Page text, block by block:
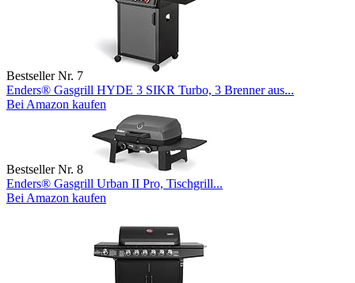
Bestseller Nr. 7
Enders® Gasgrill HYDE 3 SIKR Turbo, 3 Brenner aus...
Bei Amazon kaufen
Bestseller Nr. 8
Enders® Gasgrill Urban II Pro, Tischgrill...
Bei Amazon kaufen